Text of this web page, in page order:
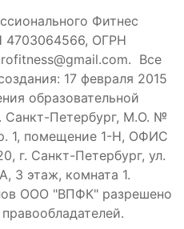
Фитнес
4703064566, ОГРН
Все
17 февраля 2015
образовательной
Санкт-Петербург, М.О. №
1, помещение 1-Н, ОФИС
г. Санкт-Петербург, ул.
3 этаж, комната 1.
ООО "ВПФК" разрешено